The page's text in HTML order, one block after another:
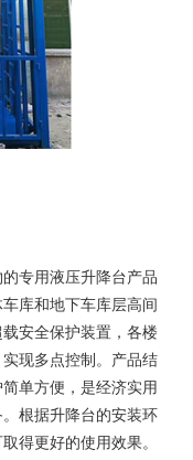
专用液压升降台产品
库和地下车库层高间
安全保护装置，各楼
现多点控制。产品结
单方便，是经济实用
根据升降台的安装环
得更好的使用效果。